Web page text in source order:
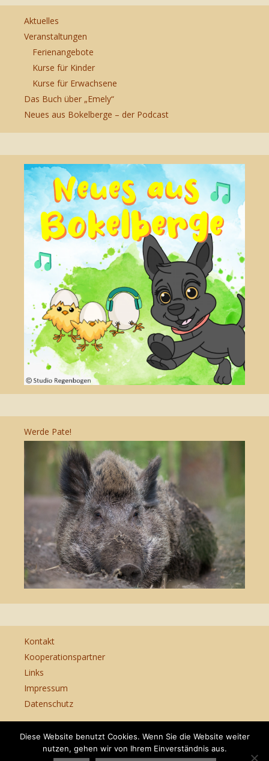
Aktuelles
Veranstaltungen
Ferienangebote
Kurse für Kinder
Kurse für Erwachsene
Das Buch über „Emely“
Neues aus Bokelberge – der Podcast
Werde Pate!
Kontakt
Kooperationspartner
Links
Impressum
Datenschutz
Diese Website benutzt Cookies. Wenn Sie die Website weiter
nutzen, gehen wir von Ihrem Einverständnis aus.